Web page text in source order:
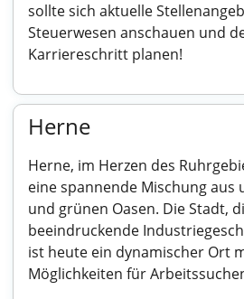
sollte sich aktuelle
Steuerwesen anschauen und
Karriereschritt planen!
Herne
Herne, im Herzen des
eine spannende Mischung aus
und grünen Oasen. Die Stadt,
beeindruckende
ist heute ein dynamischer Ort
Möglichkeiten für